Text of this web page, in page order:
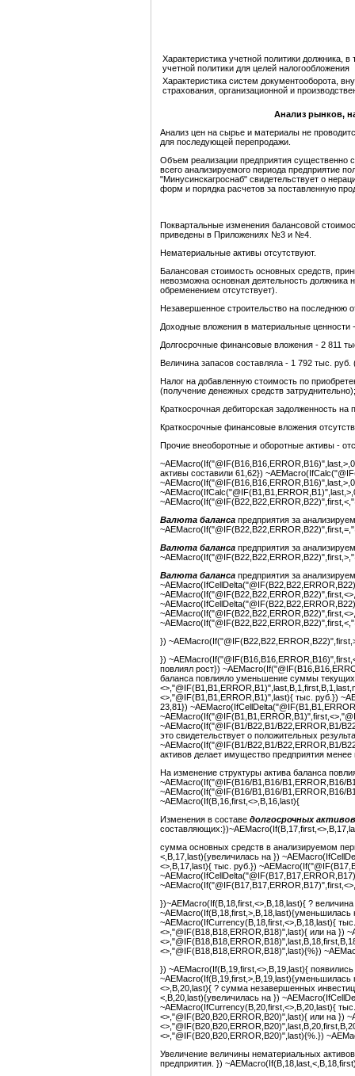
Характеристика учетной политики должника, в
учетной политики для целей налогообложения
Характеристика систем документооборота,
страхования, организационной и
Анализ рынков,
Анализ цен на сырье и материалы не
для последующей перепродажи.
Объем реализации предприятия существенно
всего анализируемого периода предприятие
"Минусинскагроснаб" свидетельствует о
форм и порядка расчетов за поставленную
Поквартальные изменения балансовой
приведены в Приложениях №3 и №4.
Нематериальные активы отсутствуют.
Балансовая стоимость основных средств,
невозможна основная деятельность
обременением отсутствует).
Незавершенное строительство на последнюю
Доходные вложения в материальные ценности
Долгосрочные финансовые вложения - 2 811
Величина запасов составляла - 1 792 тыс.
Налог на добавленную стоимость по
(получение денежных средств затруднительно);
Краткосрочная дебиторская задолженность на
Краткосрочные финансовые вложения
Прочие внеоборотные и оборотные активы -
активы составили 61,62})
Валюта баланса предприятия за
Валюта баланса предприятия за
Валюта баланса предприятия за
})
})
повлиял рост})
баланса повлияло уменьшение суммы
<>,"@IF(B1,B1,ERROR,B1)",last){ тыс. руб.})
23,81})
~AEMacro(If("@IF(B1/B22,B1/B22,ERROR,B1/
это свидетельствует о положительных
~AEMacro(If("@IF(B1/B22,B1/B22,ERROR,B1/
активов делает имущество предприятия
На изменение структуры актива баланса
~AEMacro(If("@IF(B16/B1,B16/B1,ERROR,B16/
~AEMacro(If("@IF(B16/B1,B16/B1,ERROR,B16/
~AEMacro(If(B,16,first,<>,B,16,last){
Изменения в составе долгосрочных
сумма основных средств в анализируемом
<,B,17,last){увеличилась на })
<>,B,17,last){ тыс. руб.})
})~AEMacro(If(B,18,first,<>,B,18,last){ ?
~AEMacro(If(B,18,first,>,B,18,last){уменьшилась
~AEMacro(IfCurrency(B,18,first,<>,B,18,last){
<>,"@IF(B18,B18,ERROR,B18)",last){ или на })
<>,"@IF(B18,B18,ERROR,B18)",last){%})
}) ~AEMacro(If(B,19,first,<>,B,19,last){
<>,B,20,last){ ? сумма незавершенных
<,B,20,last){увеличилась на })
~AEMacro(IfCurrency(B,20,first,<>,B,20,last){
<>,"@IF(B20,B20,ERROR,B20)",last){ или на })
<>,"@IF(B20,B20,ERROR,B20)",last){%.})
Увеличение величины нематериальных
предприятия. })